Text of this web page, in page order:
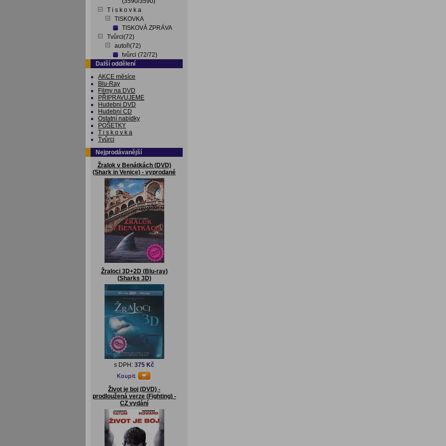
T i s k o v k a
TISKOVKA
TISKOVÁ ZPRÁVA
Tvůrci(72)
autoři(72)
tvůrci (72/72)
Další oddělení
AKCE měsíce
Blu-Ray
Filmy na DVD
PŘIPRAVUJEME
Hudebni DVD
Hudební CD
Ostatní nabídky
POŠETKY
T i s k o v k a
Tvůrci
Nejprodávanější
Žralok v Benátkách (DVD)
(Shark in Venice) - vyprodané
Žraloci 3D+2D (Blu-ray)
(Sharks 3D)
s DPH: 375 Kč
Život je boj (DVD) -
prodloužená verze (Fighting) -
CZ vydání